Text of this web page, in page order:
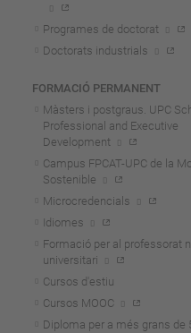
Programes de doctorat
Doctorats industrials
FORMACIÓ PERMANENT
Màsters i postgraus. UPC
Professional and Executive
Development
Campus FPCAT-UPC de la
Sostenible
Microcredencials
Idiomes
Formació per al professorat
universitari
Cursos d'estiu
Cursos MOOC
Diploma per a més grans de